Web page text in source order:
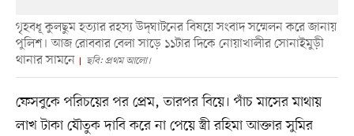
গৃহবধূ কুলছুম হত্যার রহস্য উদ্‌ঘাটনের বিষয়ে সংবাদ সম্মেলন করে জানায়
পুলিশ। আজ রোববার বেলা সাড়ে ১১টার দিকে নোয়াখালীর সোনাইমুড়ী
থানার সামনে
ছবি: প্রথম আলো।
ফেসবুকে পরিচয়ের পর প্রেম, তারপর বিয়ে। পাঁচ মাসের মাথায়
লাখ টাকা যৌতুক দাবি করে না পেয়ে স্ত্রী রহিমা আক্তার সুমির